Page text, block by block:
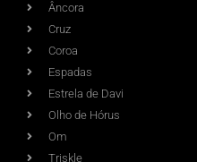
Âncora
Cruz
Coroa
Espadas
Estrela de Davi
Olho de Hórus
Om
Triskle